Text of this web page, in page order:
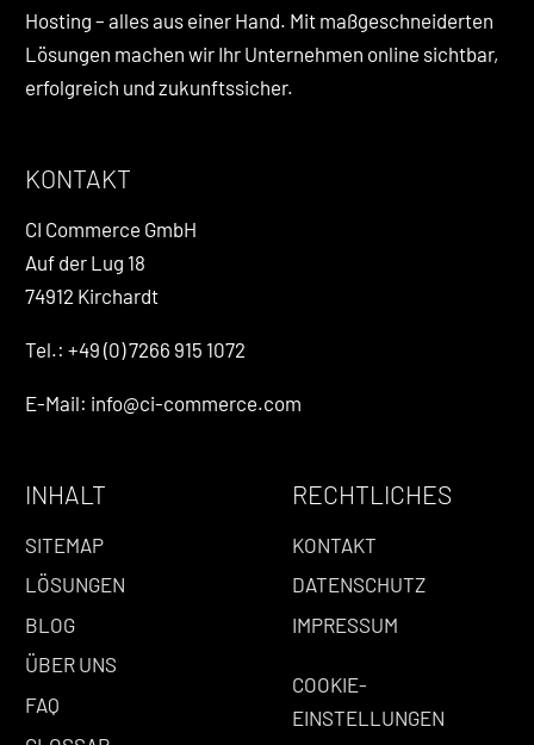
Hosting – alles aus einer Hand. Mit maßgeschneiderten
Lösungen machen wir Ihr Unternehmen online sichtbar,
erfolgreich und zukunftssicher.
KONTAKT
CI Commerce GmbH
Auf der Lug 18
74912 Kirchardt
Tel.: +49 (0) 7266 915 1072
E-Mail: info@ci-commerce.com
INHALT
SITEMAP
LÖSUNGEN
BLOG
ÜBER UNS
FAQ
RECHTLICHES
KONTAKT
DATENSCHUTZ
IMPRESSUM
COOKIE-
EINSTELLUNGEN